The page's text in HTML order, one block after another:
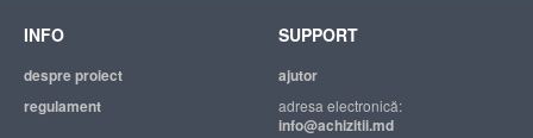
INFO
despre proiect
regulament
SUPPORT
ajutor
adresa electronică:
info@achizitii.md